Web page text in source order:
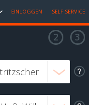
EINLOGGEN SELF SERVICE